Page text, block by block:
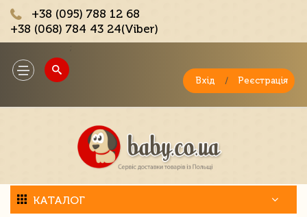
+38 (095) 788 12 68
+38 (068) 784 43 24(Viber)
Toggle
navigation
Вхід / Реєстрація
КАТАЛОГ